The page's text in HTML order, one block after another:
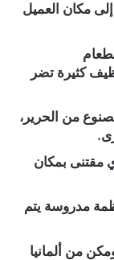
مكان العميل
كثيرة تضر
من الحرير،
مقتنى بمكان
مدروسة يتم
من ألمانيا